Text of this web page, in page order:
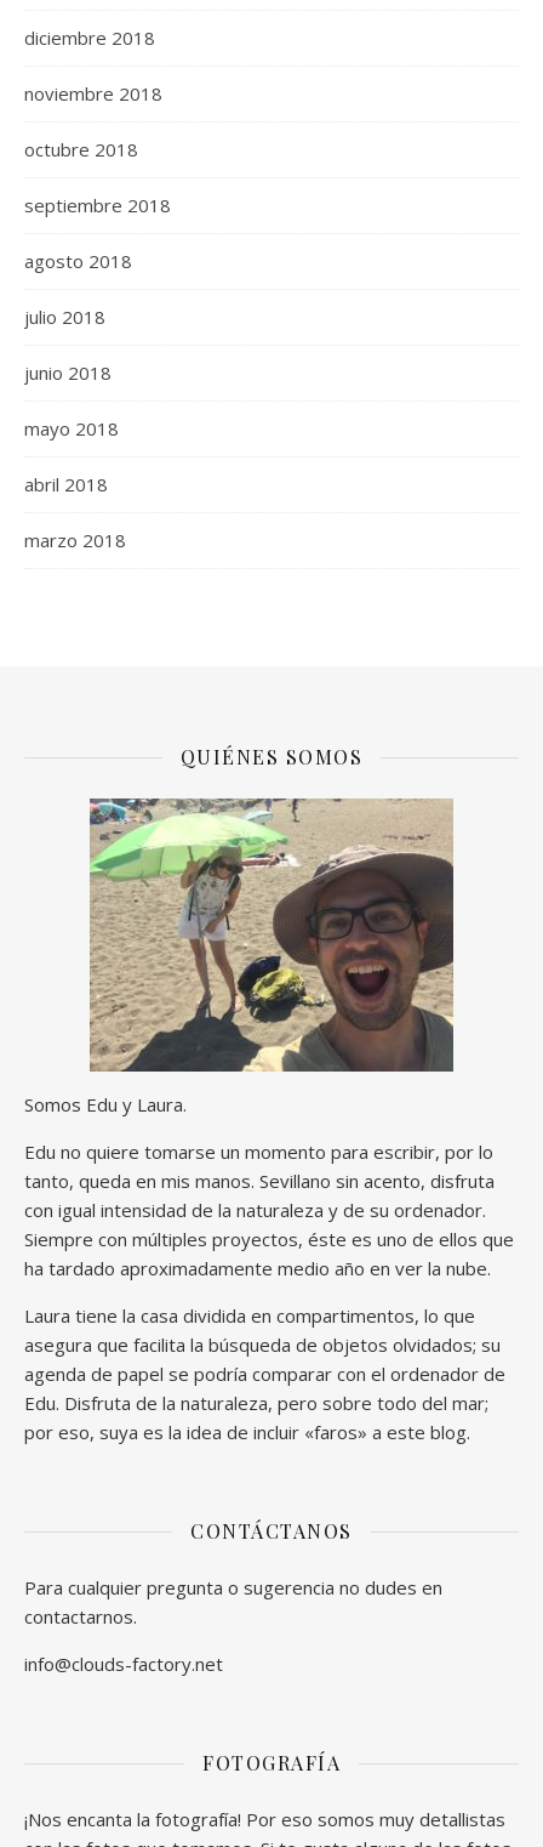
diciembre 2018
noviembre 2018
octubre 2018
septiembre 2018
agosto 2018
julio 2018
junio 2018
mayo 2018
abril 2018
marzo 2018
QUIÉNES SOMOS
Somos Edu y Laura.
Edu no quiere tomarse un momento para escribir, por lo
tanto, queda en mis manos. Sevillano sin acento, disfruta
con igual intensidad de la naturaleza y de su ordenador.
Siempre con múltiples proyectos, éste es uno de ellos que
ha tardado aproximadamente medio año en ver la nube.
Laura tiene la casa dividida en compartimentos, lo que
asegura que facilita la búsqueda de objetos olvidados; su
agenda de papel se podría comparar con el ordenador de
Edu. Disfruta de la naturaleza, pero sobre todo del mar;
por eso, suya es la idea de incluir «faros» a este blog.
CONTÁCTANOS
Para cualquier pregunta o sugerencia no dudes en
contactarnos.
info@clouds-factory.net
FOTOGRAFÍA
¡Nos encanta la fotografía! Por eso somos muy detallistas